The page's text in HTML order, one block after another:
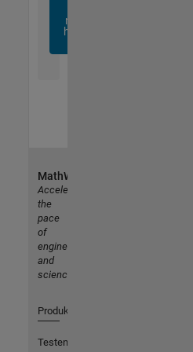
noch
heute
MathWorks
Accelerating
the
pace
of
engineering
and
science
Produkte
Testen oder Kaufen